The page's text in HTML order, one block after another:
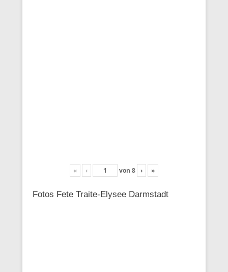
« ‹ von 8 › »
Fotos Fete Traite-Elysee Darmstadt